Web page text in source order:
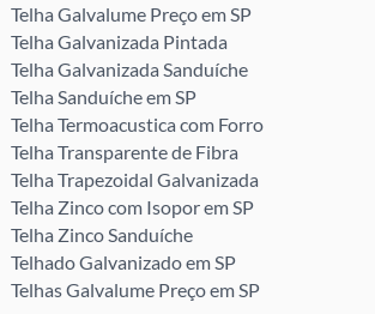
Telha Galvalume Preço em SP
Telha Galvanizada Pintada
Telha Galvanizada Sanduíche
Telha Sanduíche em SP
Telha Termoacustica com Forro
Telha Transparente de Fibra
Telha Trapezoidal Galvanizada
Telha Zinco com Isopor em SP
Telha Zinco Sanduíche
Telhado Galvanizado em SP
Telhas Galvalume Preço em SP